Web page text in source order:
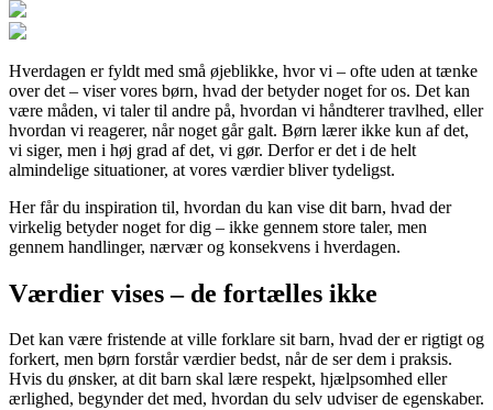
Hverdagen er fyldt med små øjeblikke, hvor vi – ofte uden at tænke
over det – viser vores børn, hvad der betyder noget for os. Det kan
være måden, vi taler til andre på, hvordan vi håndterer travlhed, eller
hvordan vi reagerer, når noget går galt. Børn lærer ikke kun af det,
vi siger, men i høj grad af det, vi gør. Derfor er det i de helt
almindelige situationer, at vores værdier bliver tydeligst.
Her får du inspiration til, hvordan du kan vise dit barn, hvad der
virkelig betyder noget for dig – ikke gennem store taler, men
gennem handlinger, nærvær og konsekvens i hverdagen.
Værdier vises – de fortælles ikke
Det kan være fristende at ville forklare sit barn, hvad der er rigtigt og
forkert, men børn forstår værdier bedst, når de ser dem i praksis.
Hvis du ønsker, at dit barn skal lære respekt, hjælpsomhed eller
ærlighed, begynder det med, hvordan du selv udviser de egenskaber.